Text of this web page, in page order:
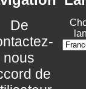
De
nous
de